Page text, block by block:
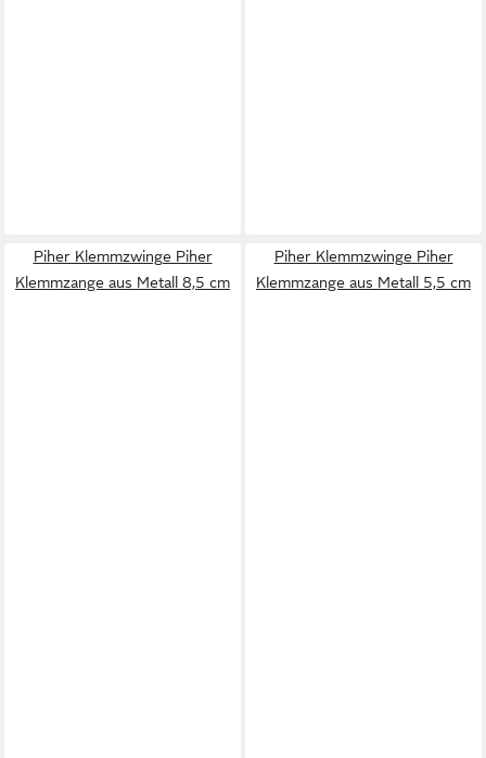
Piher Klemmzwinge Piher
Klemmzange aus Metall 8,5 cm
Piher Klemmzwinge Piher
Klemmzange aus Metall 5,5 cm